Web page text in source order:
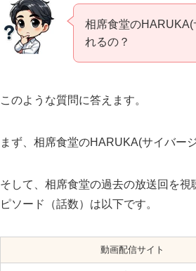
相席食堂の
れるの？
このような質問に答えます。
まず、相席食堂のHARUKA(サイバー
そして、相席食堂の過去の放送回を
ピソード（話数）は以下です。
動画配信サイト